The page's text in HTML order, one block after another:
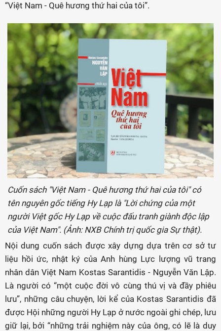
“Việt Nam - Quê hương thứ hai của tôi”.
Cuốn sách "Việt Nam - Quê hương thứ hai của tôi" có
tên nguyên gốc tiếng Hy Lạp là "Lời chứng của một
người Việt gốc Hy Lạp về cuộc đấu tranh giành độc lập
của Việt Nam". (Ảnh: NXB Chính trị quốc gia Sự thật).
Nội dung cuốn sách được xây dựng dựa trên cơ sở tư
liệu hồi ức, nhật ký của Anh hùng Lực lượng vũ trang
nhân dân Việt Nam Kostas Sarantidis - Nguyễn Văn Lập.
Là người có “một cuộc đời vô cùng thú vị và đầy phiêu
lưu”, những câu chuyện, lời kể của Kostas Sarantidis đã
được Hội những người Hy Lạp ở nước ngoài ghi chép, lưu
giữ lại, bởi “những trải nghiệm này của ông, có lẽ là duy